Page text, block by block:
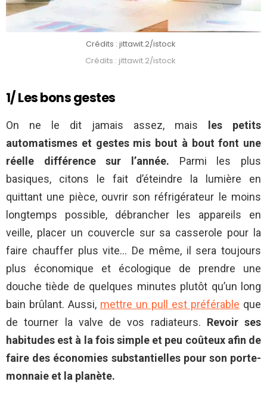
Crédits : jittawit.2/istock
Crédits : jittawit.2/istock
1/ Les bons gestes
On ne le dit jamais assez, mais les petits
automatismes et gestes mis bout à bout font une
réelle différence sur l’année. Parmi les plus
basiques, citons le fait d’éteindre la lumière en
quittant une pièce, ouvrir son réfrigérateur le moins
longtemps possible, débrancher les appareils en
veille, placer un couvercle sur sa casserole pour la
faire chauffer plus vite… De même, il sera toujours
plus économique et écologique de prendre une
douche tiède de quelques minutes plutôt qu’un long
bain brûlant. Aussi, mettre un pull est préférable que
de tourner la valve de vos radiateurs. Revoir ses
habitudes est à la fois simple et peu coûteux afin de
faire des économies substantielles pour son porte-
monnaie et la planète.